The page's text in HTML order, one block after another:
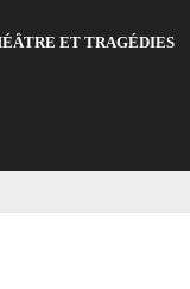
ET TRAGÉDIES